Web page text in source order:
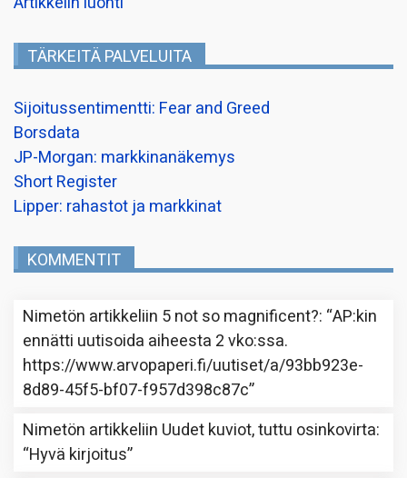
TÄRKEITÄ PALVELUITA
Sijoitussentimentti: Fear and Greed
Borsdata
JP-Morgan: markkinanäkemys
Short Register
Lipper: rahastot ja markkinat
KOMMENTIT
Nimetön artikkeliin 5 not so magnificent?: “AP:kin
ennätti uutisoida aiheesta 2 vko:ssa.
https://www.arvopaperi.fi/uutiset/a/93bb923e-
8d89-45f5-bf07-f957d398c87c”
Nimetön artikkeliin Uudet kuviot, tuttu osinkovirta:
“Hyvä kirjoitus”